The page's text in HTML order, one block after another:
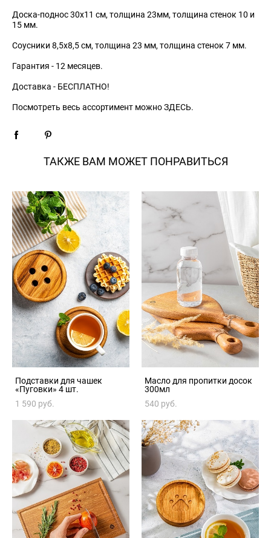
Доска-поднос 30х11 см, толщина 23мм, толщина стенок 10 и
15 мм.
Соусники 8,5х8,5 см, толщина 23 мм, толщина стенок 7 мм.
Гарантия - 12 месяцев.
Доставка - БЕСПЛАТНО!
Посмотреть весь ассортимент можно ЗДЕСЬ.
ТАКЖЕ ВАМ МОЖЕТ ПОНРАВИТЬСЯ
Подставки для чашек
«Пуговки» 4 шт.
1 590 pуб.
Масло для пропитки досок
300мл
540 pуб.